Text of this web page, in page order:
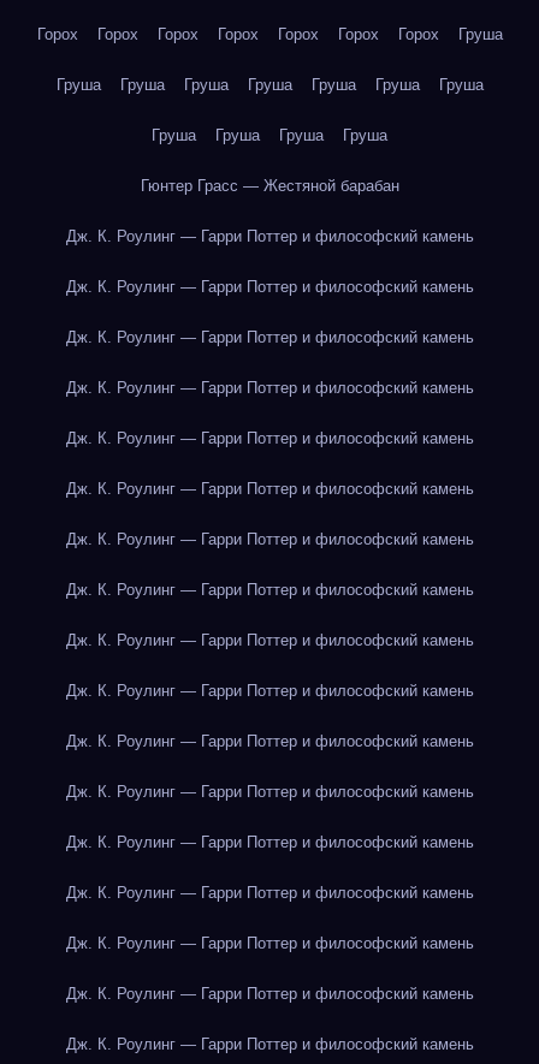
Горох Горох Горох Горох Горох Горох Горох Груша
Груша Груша Груша Груша Груша Груша Груша
Груша Груша Груша Груша
Гюнтер Грасс — Жестяной барабан
Дж. К. Роулинг — Гарри Поттер и философский камень
Дж. К. Роулинг — Гарри Поттер и философский камень
Дж. К. Роулинг — Гарри Поттер и философский камень
Дж. К. Роулинг — Гарри Поттер и философский камень
Дж. К. Роулинг — Гарри Поттер и философский камень
Дж. К. Роулинг — Гарри Поттер и философский камень
Дж. К. Роулинг — Гарри Поттер и философский камень
Дж. К. Роулинг — Гарри Поттер и философский камень
Дж. К. Роулинг — Гарри Поттер и философский камень
Дж. К. Роулинг — Гарри Поттер и философский камень
Дж. К. Роулинг — Гарри Поттер и философский камень
Дж. К. Роулинг — Гарри Поттер и философский камень
Дж. К. Роулинг — Гарри Поттер и философский камень
Дж. К. Роулинг — Гарри Поттер и философский камень
Дж. К. Роулинг — Гарри Поттер и философский камень
Дж. К. Роулинг — Гарри Поттер и философский камень
Дж. К. Роулинг — Гарри Поттер и философский камень